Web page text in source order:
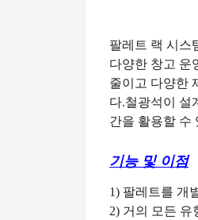
팔레트 랙 시스
다양한 창고 운
줄이고 다양한
다.철광석이 설
간을 활용할 수
기능 및 이점
1) 팔레트를 개
2) 거의 모든 유